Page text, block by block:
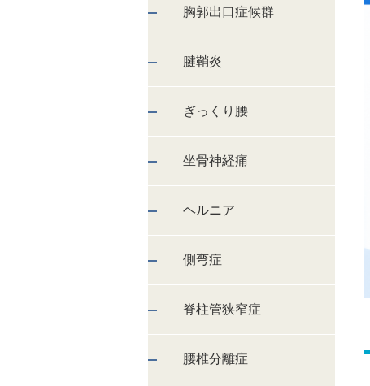
胸郭出口症候群
腱鞘炎
ぎっくり腰
坐骨神経痛
ヘルニア
側弯症
脊柱管狭窄症
腰椎分離症